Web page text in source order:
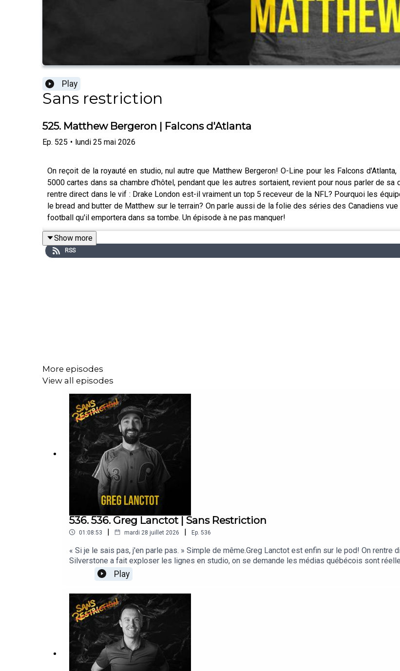
Play
Sans restriction
525. Matthew Bergeron | Falcons d'Atlanta
Ep. 525 • lundi 25 mai 2026
On reçoit de la royauté en studio, nul autre que Matthew Bergeron! O-Line pour les Falcons
5000 cartes dans sa chambre d'hôtel, pendant que les autres sortaient, revient pour nous parler de
rentre direct dans le vif : Drake London est-il vraiment un top 5 receveur de la NFL? Pourquoi les
le bread and butter de Matthew sur le terrain? On parle aussi de la folie des séries des Canadiens
football qu'il emportera dans sa tombe. Un épisode à ne pas manquer!
Show more
RSS
More episodes
View all episodes
536. 536. Greg Lanctot | Sans Restriction
01:08:53 | mardi 28 juillet 2026 | Ep. 536
« Si je le sais pas, j'en parle pas. » Simple de même.Greg Lanctot est enfin sur le pod! On
Silverstone a fait exploser les lignes en studio, on se demande les médias québécois sont
question : « qui serait le capitaine des Canadiens si Suzuki n'était pas là? » Deux chums, une
leur accueil chaleureux à la Place Bell!
Play